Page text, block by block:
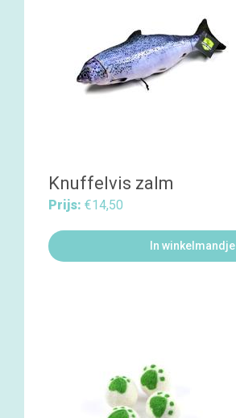
Knuffelvis zalm
Prijs: €14,50
In winkelmandje